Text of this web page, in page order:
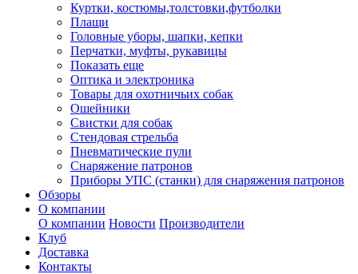
Куртки, костюмы,толстовки,футболки
Плащи
Головные уборы, шапки, кепки
Перчатки, муфты, рукавицы
Показать еще
Оптика и электроника
Товары для охотничьих собак
Ошейники
Свистки для собак
Стендовая стрельба
Пневматические пули
Снаряжение патронов
Приборы УПС (станки) для снаряжения патронов
Обзоры
О компании
О компании Новости Производители
Клуб
Доставка
Контакты